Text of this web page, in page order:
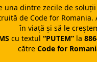
una dintre zecile de
de Code for Romania.
în viață și să le
cu textul “PUTEM” la
către Code for